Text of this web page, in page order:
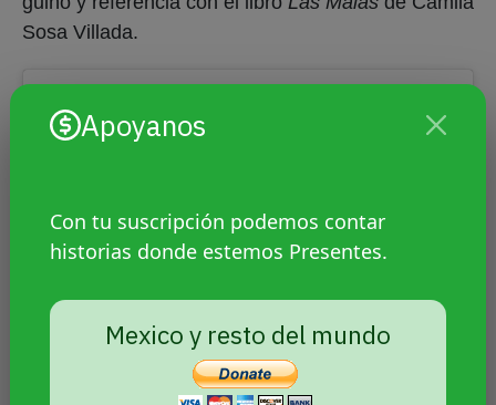
Apoyanos
Con tu suscripción podemos contar
historias donde estemos Presentes.
Mexico y resto del mundo
Sosa Villada.
Ver esta publicación en Instagram